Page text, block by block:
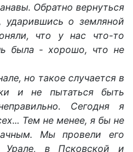
Обратно вернуться
о земляной
что у нас что-то
была - хорошо, что не
но такое случается в
и не пытаться быть
Сегодня я
Тем не менее, я бы не
Мы провели его
в Псковской и